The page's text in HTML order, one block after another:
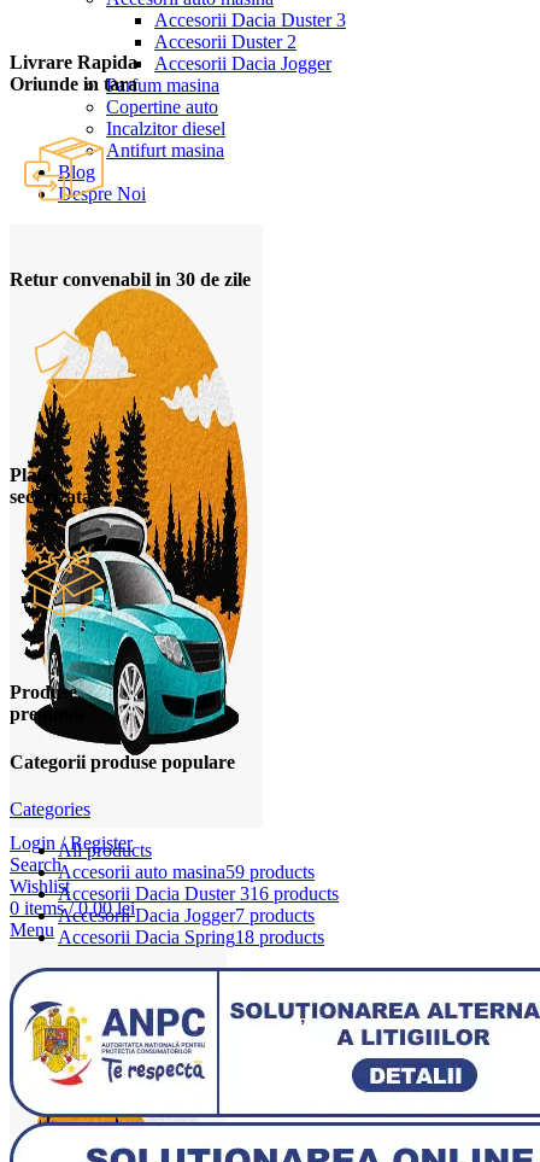
Accesorii Dacia Duster 3
Accesorii Duster 2
Accesorii Dacia Jogger
Parfum masina
Copertine auto
Incalzitor diesel
Antifurt masina
Blog
Despre Noi
Login / Register
Search
Wishlist
0 items / 0,00lei
Menu
Livrare Rapida
Oriunde in tara
Retur convenabil in 30 de zile
Plata
securizata
Produse
premium
Categorii produse populare
Categories
Allproducts
Accesorii auto masina59 products
Accesorii Dacia Duster 316 products
Accesorii Dacia Jogger7 products
Accesorii Dacia Spring18 products